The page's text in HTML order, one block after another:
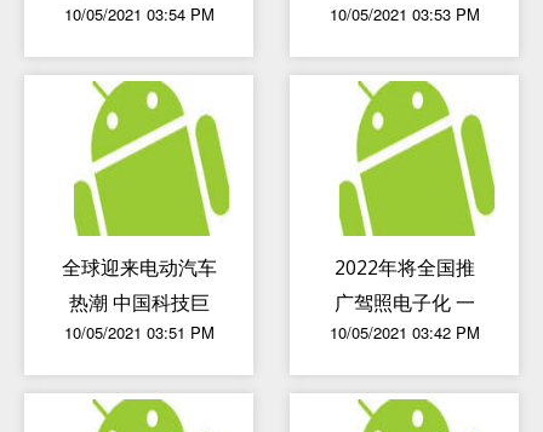
寸晶圆代工报价提
高约13 percent
10/05/2021 03:54 PM 10/05/2021 03:53 PM
全球迎来电动汽车
热潮 中国科技巨
头狂砸190亿美元
10/05/2021 03:51 PM
2022年将全国推
广驾照电子化 一
图看懂公安部12
项措施
10/05/2021 03:42 PM